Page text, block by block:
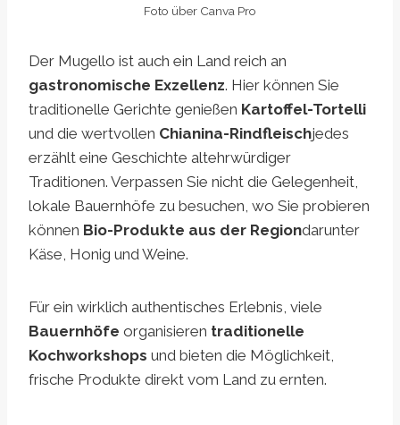
Foto über Canva Pro
Der Mugello ist auch ein Land reich an
gastronomische Exzellenz. Hier können Sie
traditionelle Gerichte genießen Kartoffel-Tortelli
und die wertvollen Chianina-Rindfleischjedes
erzählt eine Geschichte altehrwürdiger
Traditionen. Verpassen Sie nicht die Gelegenheit,
lokale Bauernhöfe zu besuchen, wo Sie probieren
können Bio-Produkte aus der Regiondarunter
Käse, Honig und Weine.
Für ein wirklich authentisches Erlebnis, viele
Bauernhöfe organisieren traditionelle
Kochworkshops und bieten die Möglichkeit,
frische Produkte direkt vom Land zu ernten.